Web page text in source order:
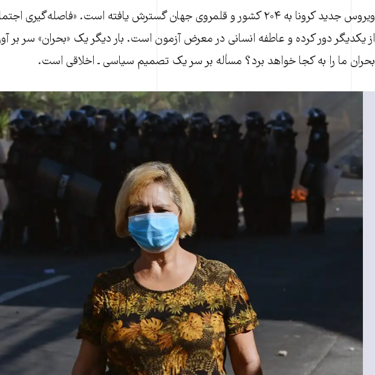
ویروس جدید کرونا به ۲۰۴ کشور و قلمروی جهان گسترش یافته است. «فاصله‌گیری
از یکدیگر دور کرده و عاطفه انسانی در معرض آزمون است. بار دیگر یک «بحران» سر بر
بحران ما را به کجا خواهد برد؟ مسأله بر سر یک تصمیم سیاسی ـ اخلاقی است.